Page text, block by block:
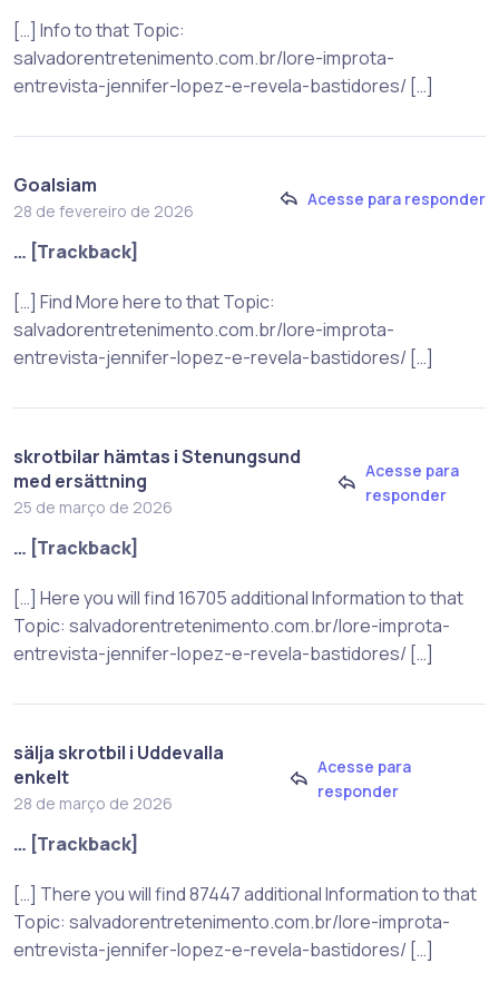
[…] Info to that Topic:
salvadorentretenimento.com.br/lore-improta-
entrevista-jennifer-lopez-e-revela-bastidores/ […]
Goalsiam
28 de fevereiro de 2026
Acesse para responder
… [Trackback]
[…] Find More here to that Topic:
salvadorentretenimento.com.br/lore-improta-
entrevista-jennifer-lopez-e-revela-bastidores/ […]
skrotbilar hämtas i Stenungsund
med ersättning
25 de março de 2026
Acesse para
responder
… [Trackback]
[…] Here you will find 16705 additional Information to that
Topic: salvadorentretenimento.com.br/lore-improta-
entrevista-jennifer-lopez-e-revela-bastidores/ […]
sälja skrotbil i Uddevalla
enkelt
28 de março de 2026
Acesse para
responder
… [Trackback]
[…] There you will find 87447 additional Information to that
Topic: salvadorentretenimento.com.br/lore-improta-
entrevista-jennifer-lopez-e-revela-bastidores/ […]